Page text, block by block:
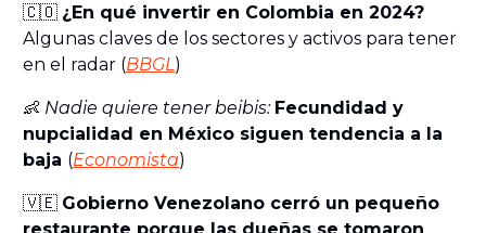
🇨🇴 ¿En qué invertir en Colombia en 2024?
Algunas claves de los sectores y activos para tener
en el radar (BBGL )
👶 Nadie quiere tener beibis: Fecundidad y
nupcialidad en México siguen tendencia a la
baja (Economista)
🇻🇪 Gobierno Venezolano cerró un pequeño
restaurante porque las dueñas se tomaron